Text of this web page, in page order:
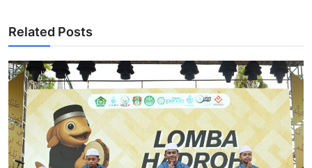
Related Posts